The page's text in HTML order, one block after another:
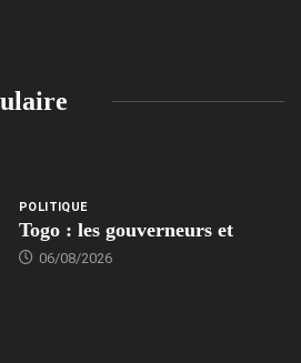
POLITIQUE
Togo : les gouverneurs et
06/08/2026